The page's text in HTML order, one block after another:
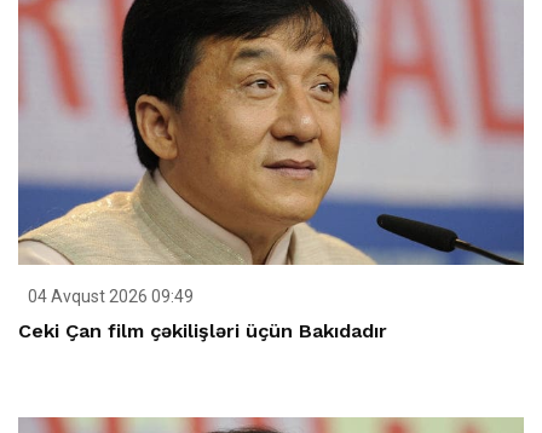
04 Avqust 2026 09:49
Ceki Çan film çəkilişləri üçün Bakıdadır